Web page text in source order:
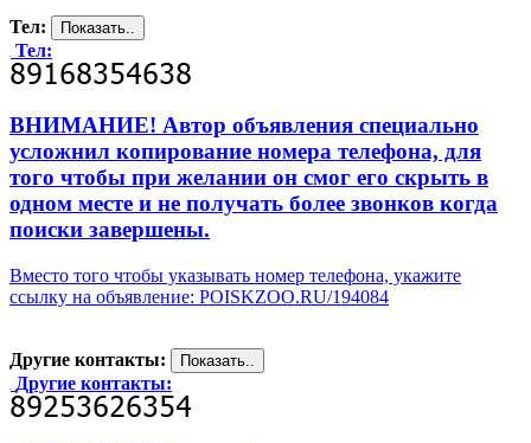
Тел:
Тел:
ВНИМАНИЕ! Автор объявления специально
усложнил копирование номера телефона, для
того чтобы при желании он смог его скрыть в
одном месте и не получать более звонков когда
поиски завершены.
Вместо того чтобы указывать номер телефона, укажите
ссылку на объявление: POISKZOO.RU/194084
Другие контакты:
Другие контакты: